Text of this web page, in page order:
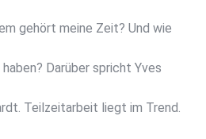
gehört meine Zeit? Und wie
Darüber spricht Yves
Teilzeitarbeit liegt im Trend.